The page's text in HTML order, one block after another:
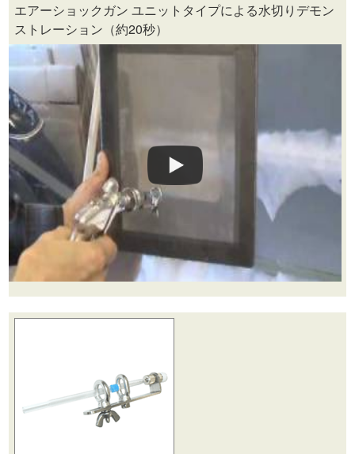
エアーショックガン ユニットタイプによる水切りデモン
ストレーション（約20秒）